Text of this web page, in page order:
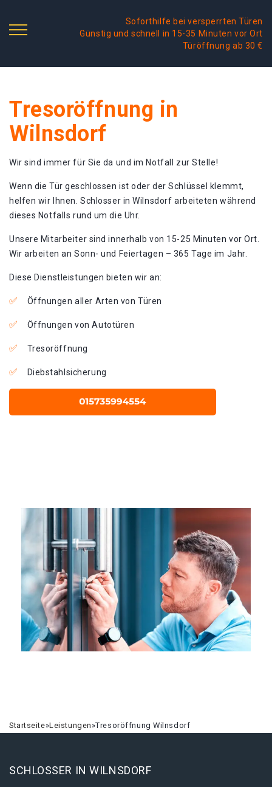
Soforthilfe bei versperrten Türen
Günstig und schnell in 15-35 Minuten vor Ort
Türöffnung ab 30 €
Tresoröffnung in
Wilnsdorf
Wir sind immer für Sie da und im Notfall zur Stelle!
Wenn die Tür geschlossen ist oder der Schlüssel klemmt,
helfen wir Ihnen. Schlosser in Wilnsdorf arbeiteten während
dieses Notfalls rund um die Uhr.
Unsere Mitarbeiter sind innerhalb von 15-25 Minuten vor Ort.
Wir arbeiten an Sonn- und Feiertagen – 365 Tage im Jahr.
Diese Dienstleistungen bieten wir an:
Öffnungen aller Arten von Türen
Öffnungen von Autotüren
Tresoröffnung
Diebstahlsicherung
Startseite»Leistungen»Tresoröffnung Wilnsdorf
SCHLOSSER IN WILNSDORF